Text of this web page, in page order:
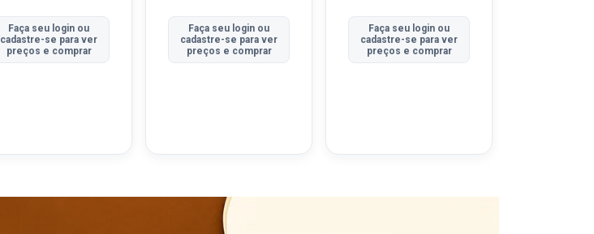
Faça seu login ou
cadastre-se para ver
preços e comprar
Faça seu login ou
cadastre-se para ver
preços e comprar
Faça seu login ou
cadastre-se para ver
preços e comprar